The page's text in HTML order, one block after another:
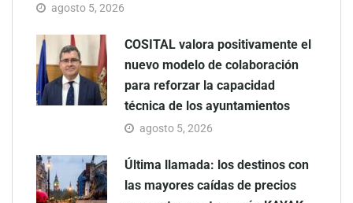
agosto 5, 2026
COSITAL valora positivamente el
nuevo modelo de colaboración
para reforzar la capacidad
técnica de los ayuntamientos
agosto 5, 2026
Última llamada: los destinos con
las mayores caídas de precios